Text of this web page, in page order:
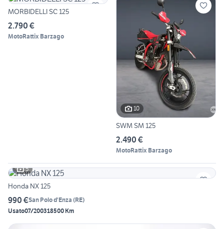
MORBIDELLI SC 125
2.790 €
MotoRattix Barzago
10
SWM SM 125
2.490 €
MotoRattix Barzago
5
Honda NX 125
990 €San Polo d'Enza (RE)
Usato07/200318500 Km